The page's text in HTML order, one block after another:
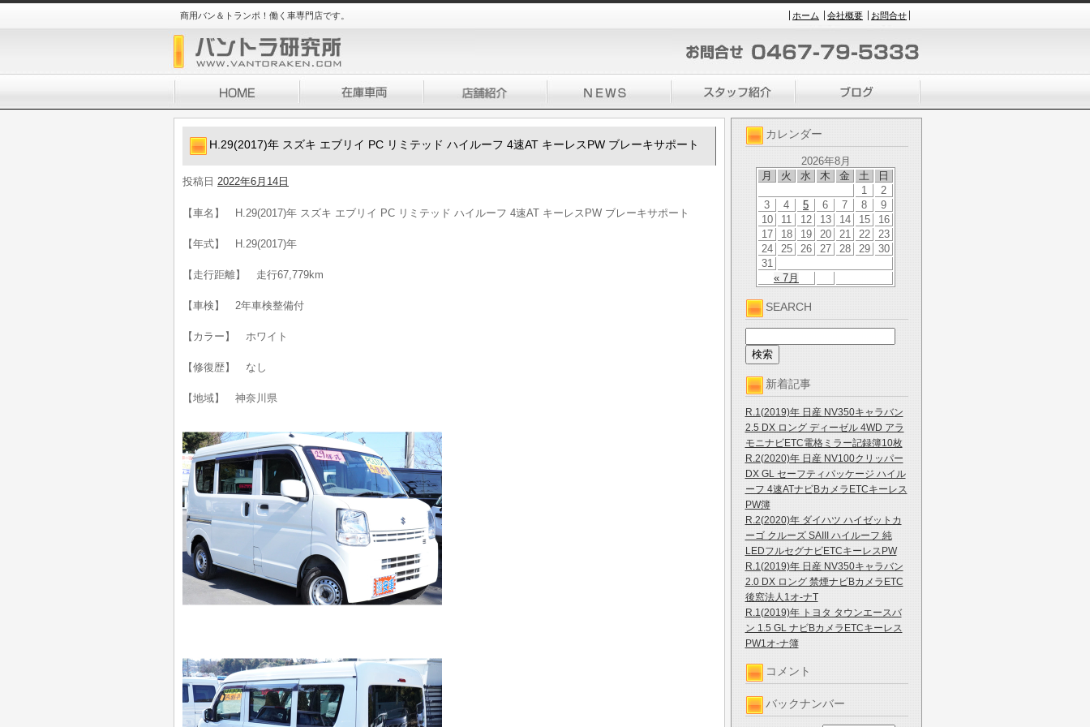
商用バン＆トランポ！働く車専門店です。 ホーム 会社概要 お問合せ
カレンダー
2026年8月
月
火 水 木 金 土 日
« 7月
1
2
3
4 5 6 7 8
9
10
11 12 13 14 15
16
17
18 19 20 21 22
23
24
25 26 27 28 29
30
31
SEARCH
新着記事
R.1(2019)年 日産 NV350キャラバン
2.5 DX ロング ディーゼル 4WD アラ
モニナビETC電格ミラー記録簿10枚
R.2(2020)年 日産 NV100クリッパー
DX GL セーフティパッケージ ハイル
ーフ 4速ATナビBカメラETCキーレス
PW簿
R.2(2020)年 ダイハツ ハイゼットカ
ーゴ クルーズ SAIII ハイルーフ 純
LEDフルセグナビETCキーレスPW
R.1(2019)年 日産 NV350キャラバン
2.0 DX ロング 禁煙ナビBカメラETC
後窓法人1オ-ナT
R.1(2019)年 トヨタ タウンエースバ
ン 1.5 GL ナビBカメラETCキーレス
PW1オ-ナ簿
コメント
バックナンバー
H.29(2017)年 スズキ エブリイ PC リミテッド ハイルーフ 4速AT キーレスPW ブレーキサポート
投稿日 2022年6月14日
【車名】 H.29(2017)年 スズキ エブリイ PC リミテッド ハイルーフ 4速AT キーレスPW ブレーキサポート
【年式】 H.29(2017)年
【走行距離】 走行67,779km
【車検】 2年車検整備付
【カラー】 ホワイト
【修復歴】 なし
【地域】 神奈川県